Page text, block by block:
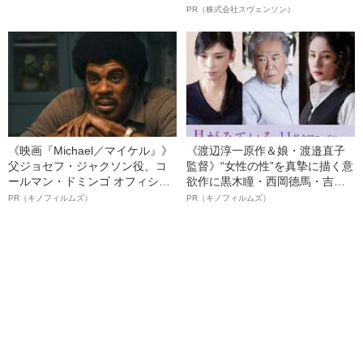
オイ”や“ベタつき”を解消す
ト”が生み出した徹底ケアとは
PR（株式会社スヴェンソン）
《映画『Michael／マイケル』》
父ジョセフ・ジャクソン役、コ
ールマン・ドミンゴ オフィシャ
ルインタビュー“観客を魅了した
PR（キノフィルムズ）
《渡辺淳一原作＆娘・渡邉直子
監督》“女性の性”を真摯に描く意
欲作に黒木瞳・西岡德馬・吉田
羊が出演決定！《映画『月がみ
PR（キノフィルムズ）